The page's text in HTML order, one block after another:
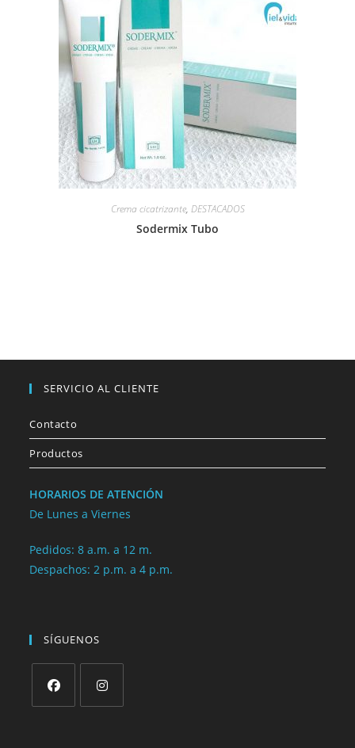
Crema cicatrizante, DESTACADOS
Sodermix Tubo
SERVICIO AL CLIENTE
Contacto
Productos
HORARIOS DE ATENCIÓN
De Lunes a Viernes
Pedidos: 8 a.m. a 12 m.
Despachos: 2 p.m. a 4 p.m.
SÍGUENOS